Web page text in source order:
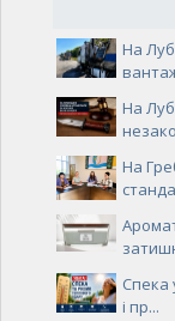
На
На
На
Спека
і пр...